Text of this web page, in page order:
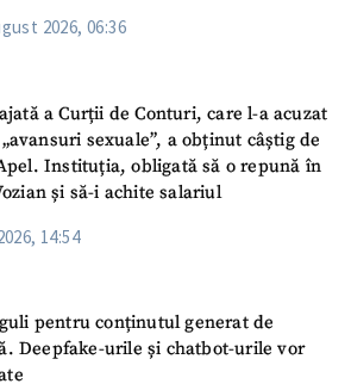
2026, 06:36
a Curții de Conturi, care l-a acuzat
sexuale”, a obținut câștig de
Instituția, obligată să o repună în
și să-i achite salariul
14:54
pentru conținutul generat de
Deepfake-urile și chatbot-urile vor